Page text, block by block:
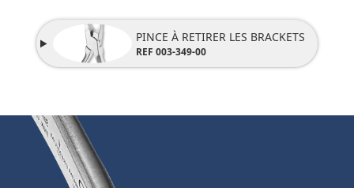
PINCE À RETIRER LES BRACKETS
REF 003-349-00